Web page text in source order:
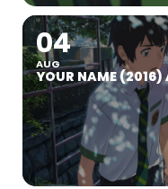
04
AUG
YOUR NAME